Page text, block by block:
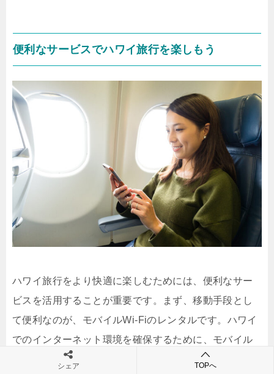
便利なサービスでハワイ旅行を楽しもう
ハワイ旅行をより快適に楽しむためには、便利なサー
ビスを活用することが重要です。まず、移動手段とし
て便利なのが、モバイルWi-Fiのレンタルです。ハワイ
でのインターネット環境を確保するために、モバイル
Wi-Fiをレンタルすることで、旅行中でも地図や情報検
シェア TOPへ